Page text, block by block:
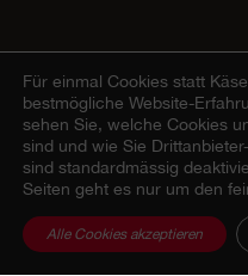
Für einmal Cookies statt
bestmögliche Website-
sehen Sie, welche Cookies
sind und wie Sie
sind standardmässig
Seiten geht es nur um den
Alle Cookies akzeptieren